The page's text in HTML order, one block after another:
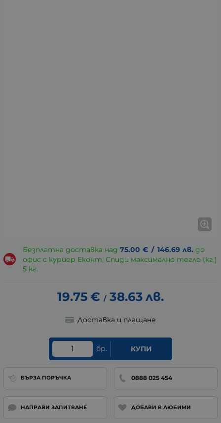
Безплатна доставка над 75.00 € / 146.69 лв. до
офис с куриер Еконт, Спиди максимално тегло (кг.)
5 кг.
19.75 € / 38.63 лв.
Доставка и плащане
бр. КУПИ
БЪРЗА ПОРЪЧКА 0888 025 454
НАПРАВИ ЗАПИТВАНЕ ДОБАВИ В ЛЮБИМИ